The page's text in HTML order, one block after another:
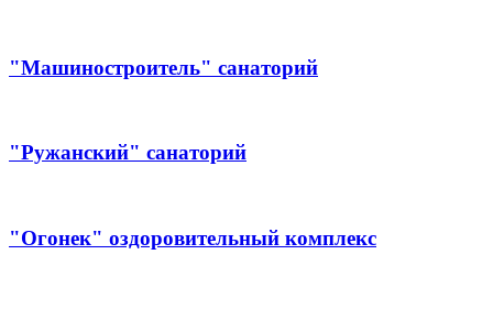
"Машиностроитель" санаторий
"Ружанский" санаторий
"Огонек" оздоровительный комплекс